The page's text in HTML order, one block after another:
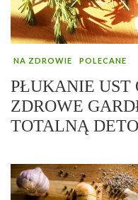
NA ZDROWIE POLECANE
PŁUKANIE UST
ZDROWE
TOTALNĄ